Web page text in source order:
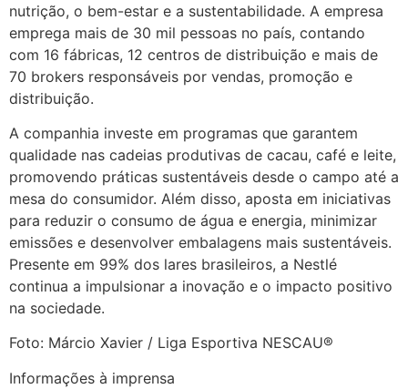
nutrição, o bem-estar e a sustentabilidade. A empresa
emprega mais de 30 mil pessoas no país, contando
com 16 fábricas, 12 centros de distribuição e mais de
70 brokers responsáveis por vendas, promoção e
distribuição.
A companhia investe em programas que garantem
qualidade nas cadeias produtivas de cacau, café e leite,
promovendo práticas sustentáveis desde o campo até a
mesa do consumidor. Além disso, aposta em iniciativas
para reduzir o consumo de água e energia, minimizar
emissões e desenvolver embalagens mais sustentáveis.
Presente em 99% dos lares brasileiros, a Nestlé
continua a impulsionar a inovação e o impacto positivo
na sociedade.
Foto: Márcio Xavier / Liga Esportiva NESCAU®
Informações à imprensa